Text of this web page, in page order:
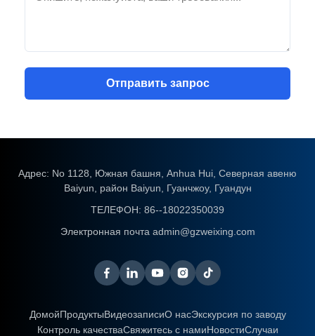
Отправить запрос
Адрес: No 1128, Южная башня, Anhua Hui, Северная авеню
Baiyun, район Baiyun, Гуанчжоу, Гуандун
ТЕЛЕФОН: 86--18022350039
Электронная почта admin@gzweixing.com
ДомойПродуктыВидеозаписиО насЭкскурсия по заводу
Контроль качестваСвяжитесь с намиНовостиСлучаи